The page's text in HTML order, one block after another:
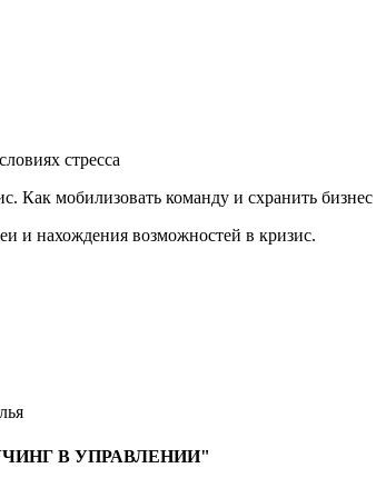
стресса
Как мобилизовать команду и схранить бизнес
и нахождения возможностей в кризис.
В УПРАВЛЕНИИ"